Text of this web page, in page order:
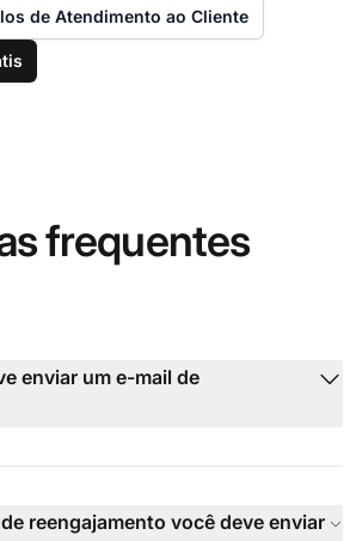
de Atendimento ao Cliente
frequentes
enviar um e-mail de
reengajamento você deve enviar